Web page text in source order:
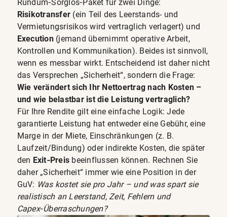
Rundum‑Sorglos‑Paket für zwei Dinge:
Risikotransfer (ein Teil des Leerstands- und
Vermietungsrisikos wird vertraglich verlagert) und
Execution(jemand übernimmt operative Arbeit,
Kontrollen und Kommunikation). Beides ist sinnvoll,
wenn es messbar wirkt. Entscheidend ist daher nicht
das Versprechen „Sicherheit“, sondern die Frage:
Wie verändert sich Ihr Nettoertrag nach Kosten –
und wie belastbar ist die Leistung vertraglich?
Für Ihre Rendite gilt eine einfache Logik: Jede
garantierte Leistung hat entweder eine Gebühr, eine
Marge in der Miete, Einschränkungen (z. B.
Laufzeit/Bindung) oder indirekte Kosten, die später
den Exit‑Preis beeinflussen können. Rechnen Sie
daher „Sicherheit“ immer wie eine Position in der
GuV: Was kostet sie pro Jahr – und was spart sie
realistisch an Leerstand, Zeit, Fehlern und
Capex‑Überraschungen?